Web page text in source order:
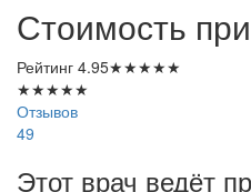
Стоимость
Рейтинг 4.95★★★★★
★★★★★
Отзывов
49
Этот врач ведёт